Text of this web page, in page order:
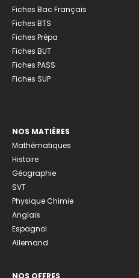
Fiches Bac Français
Fiches BTS
Fiches Prépa
Fiches BUT
Fiches PASS
Fiches SUP
NOS MATIÈRES
Mathématiques
Histoire
Géographie
SVT
Physique Chimie
Anglais
Espagnol
Allemand